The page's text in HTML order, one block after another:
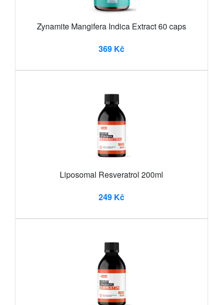
Zynamite Mangifera Indica Extract 60 caps
369 Kč
Liposomal Resveratrol 200ml
249 Kč